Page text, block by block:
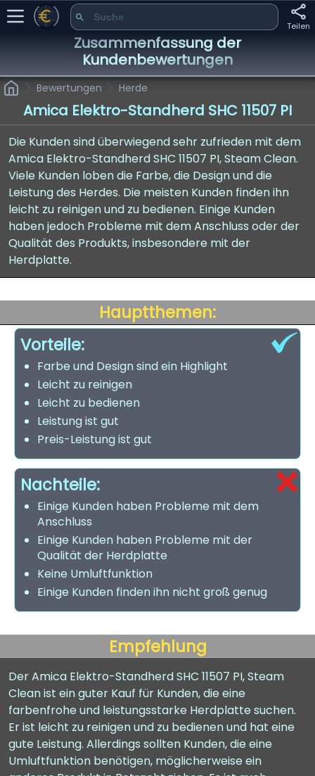
Teilen
Zusammenfassung der
Kundenbewertungen
Bewertungen Herde
Amica Elektro-Standherd SHC 11507 PI
Die Kunden sind überwiegend sehr zufrieden mit dem
Amica Elektro-Standherd SHC 11507 PI, Steam Clean.
Viele Kunden loben die Farbe, die Design und die
Leistung des Herdes. Die meisten Kunden finden ihn
leicht zu reinigen und zu bedienen. Einige Kunden
haben jedoch Probleme mit dem Anschluss oder der
Qualität des Produkts, insbesondere mit der
Herdplatte.
Hauptthemen:
Vorteile:
Farbe und Design sind ein Highlight
Leicht zu reinigen
Leicht zu bedienen
Leistung ist gut
Preis-Leistung ist gut
Nachteile:
Einige Kunden haben Probleme mit dem
Anschluss
Einige Kunden haben Probleme mit der
Qualität der Herdplatte
Keine Umluftfunktion
Einige Kunden finden ihn nicht groß genug
Empfehlung
Der Amica Elektro-Standherd SHC 11507 PI, Steam
Clean ist ein guter Kauf für Kunden, die eine
farbenfrohe und leistungsstarke Herdplatte suchen.
Er ist leicht zu reinigen und zu bedienen und hat eine
gute Leistung. Allerdings sollten Kunden, die eine
Umluftfunktion benötigen, möglicherweise ein